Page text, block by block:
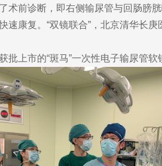
前诊断，即右侧输尿管与回肠膀
康复。“双镜联合”，北京清华长
市的“斑马”一次性电子输尿管软